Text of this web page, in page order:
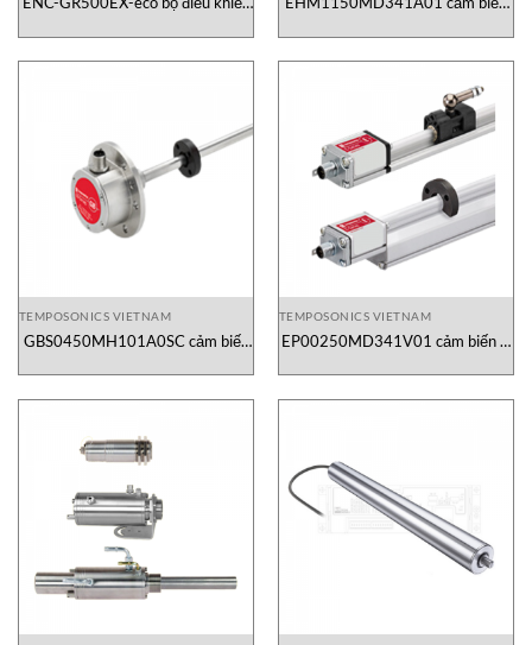
TEMPOSONICS VIETNAM
GBS0450MH101A0SC cảm biến
TEMPOSONICS VIETNAM
EP00250MD341V01 cảm biến vị